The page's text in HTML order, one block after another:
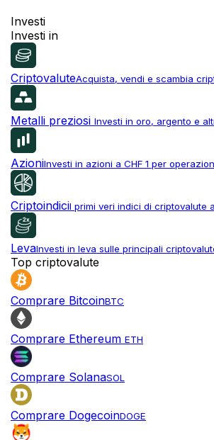
Investi
Investi in
CriptovaluteAcquista, vendi e scambia
Metalli preziosi Investi in oro, argento e
AzioniInvesti in azioni a CHF 1 per
CriptoindiciI primi veri indici di criptovalute
LevaInvesti in leva sulle principali
Top criptovalute
Comprare BitcoinBTC
Comprare Ethereum ETH
Comprare SolanaSOL
Comprare DogecoinDOGE